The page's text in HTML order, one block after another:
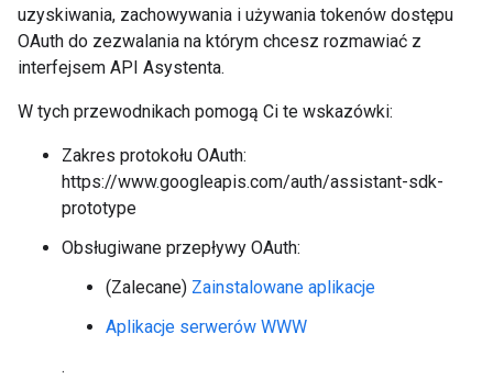
uzyskiwania, zachowywania i używania tokenów dostępu
OAuth do zezwalania na którym chcesz rozmawiać z
interfejsem API Asystenta.
W tych przewodnikach pomogą Ci te wskazówki:
Zakres protokołu OAuth:
https://www.googleapis.com/auth/assistant-sdk-
prototype
Obsługiwane przepływy OAuth:
(Zalecane) Zainstalowane aplikacje
Aplikacje serwerów WWW
.